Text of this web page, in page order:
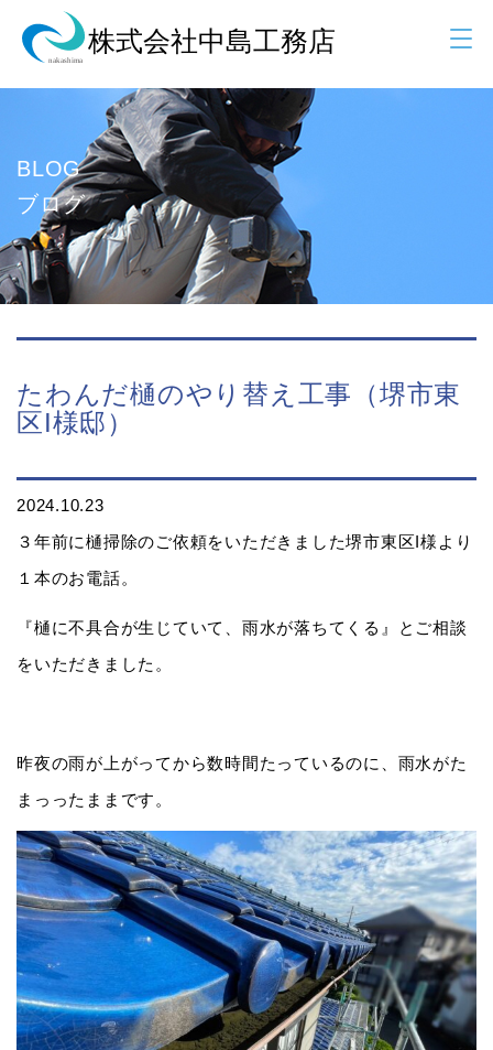
BLOG
ブログ
たわんだ樋のやり替え工事（堺市東
区I様邸）
2024.10.23
３年前に樋掃除のご依頼をいただきました堺市東区I様より
１本のお電話。
『樋に不具合が生じていて、雨水が落ちてくる』とご相談
をいただきました。
昨夜の雨が上がってから数時間たっているのに、雨水がた
まっったままです。